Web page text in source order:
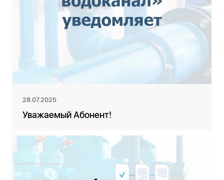
28.07.2025
Уважаемый Абонент!